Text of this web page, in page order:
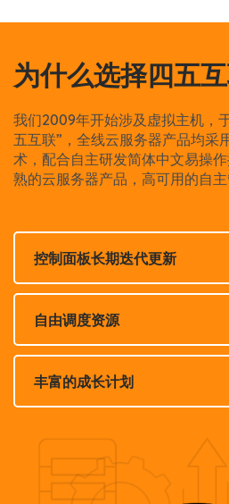
为什么选择四五
我们2009年开始涉及虚拟主机，
五互联”，全线云服务器产品均采
术，配合自主研发简体中文易操
熟的云服务器产品，高可用的自主
控制面板长期迭代更新
自由调度资源
丰富的成长计划